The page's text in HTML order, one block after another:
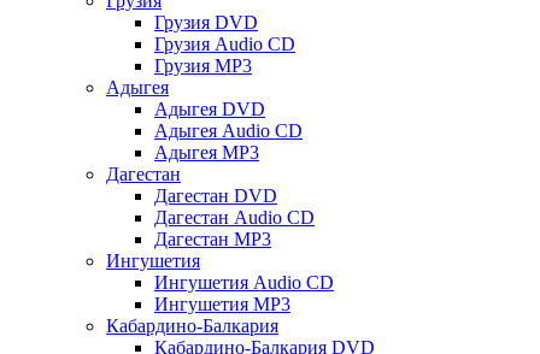
Грузия DVD
Грузия Audio CD
Грузия MP3
Адыгея
Адыгея DVD
Адыгея Audio CD
Адыгея MP3
Дагестан
Дагестан DVD
Дагестан Audio CD
Дагестан MP3
Ингушетия
Ингушетия Audio CD
Ингушетия MP3
Кабардино-Балкария
Кабардино-Балкария DVD